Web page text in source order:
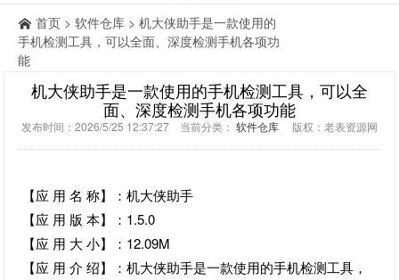
首页 > 软件仓库 > 机大侠助手是一款使用的
手机检测工具，可以全面、深度检测手机各项功
能
机大侠助手是一款使用的手机检测工具，可以全
面、深度检测手机各项功能
发布时间：2026/5/25 12:37:27 当前分类： 软件仓库 版权：老表资源网
【应 用 名 称】：机大侠助手
【应 用 版 本】：1.5.0
【应 用 大 小】：12.09M
【应 用 介 绍】：机大侠助手是一款使用的手机检测工具，